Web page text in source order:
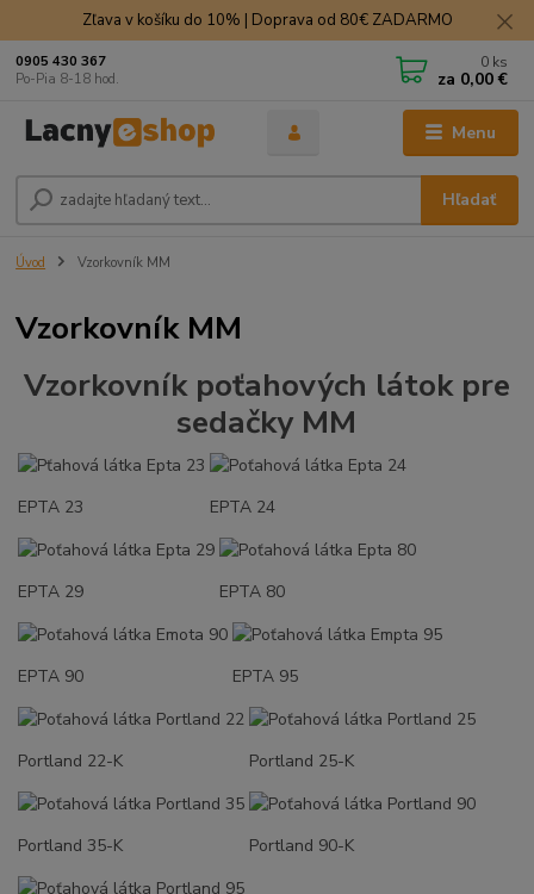
Zľava v košíku do 10% | Doprava od 80€ ZADARMO
Menu
Hľadať
0905 430 367
Po-Pia 8-18 hod.
0 ks
za 0,00 €
Úvod Vzorkovník MM
Vzorkovník MM
Vzorkovník poťahových látok pre
sedačky MM
EPTA 23 EPTA 24
EPTA 29 EPTA 80
EPTA 90 EPTA 95
Portland 22-K Portland 25-K
Portland 35-K Portland 90-K